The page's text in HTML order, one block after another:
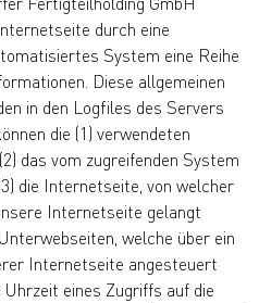
durch eine
System eine Reihe
Diese allgemeinen
in den Logfiles des Servers
die (1) verwendeten
das vom zugreifenden System
die Internetseite, von welcher
Internetseite gelangt
welche über ein
Internetseite angesteuert
eines Zugriffs auf die